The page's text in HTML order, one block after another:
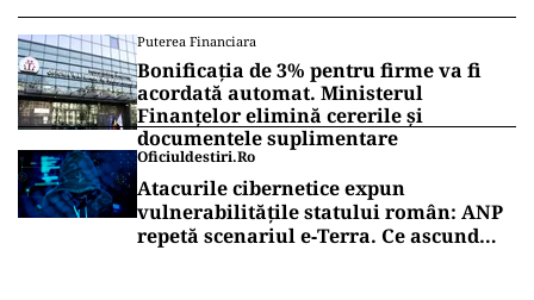
Puterea Financiara
Bonificația de 3% pentru firme va fi
acordată automat. Ministerul
Finanțelor elimină cererile și
documentele suplimentare
Oficiuldestiri.ro
Atacurile cibernetice expun
vulnerabilitățile statului român: ANP
repetă scenariul e‑Terra. Ce ascund